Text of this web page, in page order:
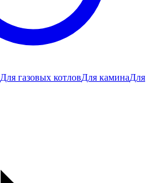
Для газовых котловДля каминаДля